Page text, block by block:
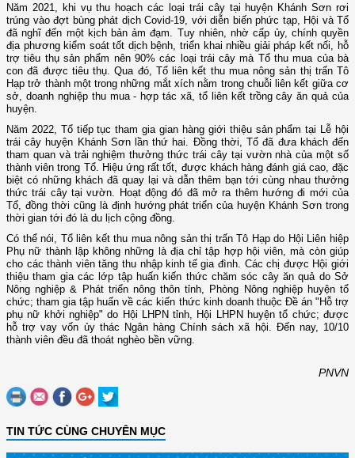
Năm 2021, khi vụ thu hoạch các loại trái cây tại huyện Khánh Sơn rơi
trúng vào đợt bùng phát dịch Covid-19, với diễn biến phức tạp, Hội và Tổ
đã nghĩ đến một kịch bản ảm đạm. Tuy nhiên, nhờ cấp ủy, chính quyền
địa phương kiểm soát tốt dịch bệnh, triển khai nhiều giải pháp kết nối, hỗ
trợ tiêu thụ sản phẩm nên 90% các loại trái cây mà Tổ thu mua của bà
con đã được tiêu thụ. Qua đó, Tổ liên kết thu mua nông sản thị trấn Tô
Hạp trở thành một trong những mắt xích nằm trong chuỗi liên kết giữa cơ
sở, doanh nghiệp thu mua - hợp tác xã, tổ liên kết trồng cây ăn quả của
huyện.
Năm 2022, Tổ tiếp tục tham gia gian hàng giới thiệu sản phẩm tại Lễ hội
trái cây huyện Khánh Sơn lần thứ hai. Đồng thời, Tổ đã đưa khách đến
tham quan và trải nghiệm thưởng thức trái cây tại vườn nhà của một số
thành viên trong Tổ. Hiệu ứng rất tốt, được khách hàng đánh giá cao, đặc
biệt có những khách đã quay lại và dẫn thêm bạn tới cùng nhau thưởng
thức trái cây tại vườn. Hoạt động đó đã mở ra thêm hướng đi mới của
Tổ, đồng thời cũng là định hướng phát triển của huyện Khánh Sơn trong
thời gian tới đó là du lịch cộng đồng.
Có thể nói, Tổ liên kết thu mua nông sản thị trấn Tô Hạp do Hội Liên hiệp
Phụ nữ thành lập không những là địa chỉ tập hợp hội viên, mà còn giúp
cho các thành viên tăng thu nhập kinh tế gia đình. Các chị được Hội giới
thiệu tham gia các lớp tập huấn kiến thức chăm sóc cây ăn quả do Sở
Nông nghiệp & Phát triển nông thôn tỉnh, Phòng Nông nghiệp huyện tổ
chức; tham gia tập huấn về các kiến thức kinh doanh thuộc Đề án "Hỗ trợ
phụ nữ khởi nghiệp" do Hội LHPN tỉnh, Hội LHPN huyện tổ chức; được
hỗ trợ vay vốn ủy thác Ngân hàng Chính sách xã hội. Đến nay, 10/10
thành viên đều đã thoát nghèo bền vững.
PNVN
TIN TỨC CÙNG CHUYÊN MỤC